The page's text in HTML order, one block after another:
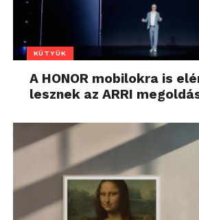
KÜTYÜK
A HONOR mobilokra is
lesznek az ARRI